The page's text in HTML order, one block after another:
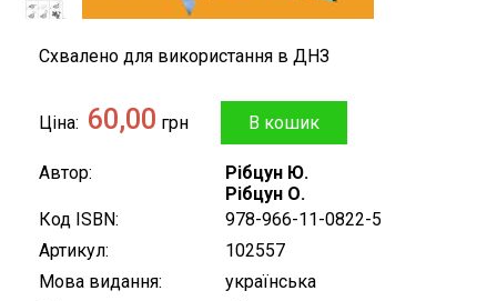
Схвалено для використання в ДНЗ
Ціна 60,00 грн
Автор
Рібцун Ю.
Рібцун О.
Код ISBN
978-966-11-0822-5
Артикул
102557
Мова видання
українська